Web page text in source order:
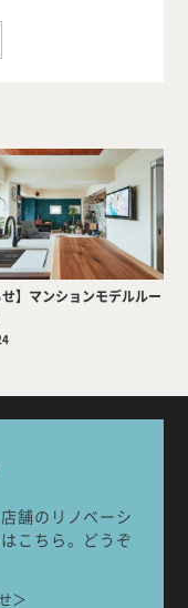
せ】マンションモデルルー
舗のリノベーシ
こちら。どうぞ
＞